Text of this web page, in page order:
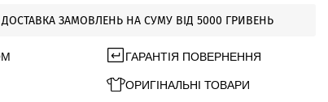
ЗАМОВЛЕНЬ НА СУМУ ВІД 5000 ГРИВЕНЬ
ГАРАНТІЯ ПОВЕРНЕННЯ
ОРИГІНАЛЬНІ ТОВАРИ